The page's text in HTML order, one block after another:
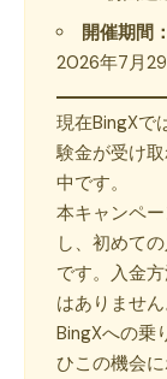
開催期間：
2026年7月
現在BingXで
験金が受け
中です。
本キャンペ
し、初めて
です。入金
はありません
BingXへの乗
ひこの機会